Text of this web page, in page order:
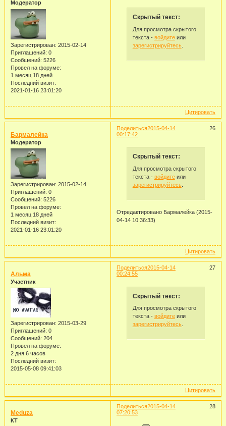
Модератор
Зарегистрирован: 2015-02-14
Приглашений: 0
Сообщений: 5226
Провел на форуме:
1 месяц 18 дней
Последний визит:
2021-01-16 23:01:20
Скрытый текст:
Для просмотра скрытого
текста - войдитеили
зарегистрируйтесь.
Цитировать
Поделиться 26
2015-04-14
00:17:42
Бармалейка
Модератор
Зарегистрирован: 2015-02-14
Приглашений: 0
Сообщений: 5226
Провел на форуме:
1 месяц 18 дней
Последний визит:
2021-01-16 23:01:20
Скрытый текст:
Для просмотра скрытого
текста - войдитеили
зарегистрируйтесь.
Отредактировано Бармалейка (2015-
04-14 10:36:33)
Цитировать
Поделиться 27
2015-04-14
00:24:55
Альма
Участник
Зарегистрирован: 2015-03-29
Приглашений: 0
Сообщений: 204
Провел на форуме:
2 дня 6 часов
Последний визит:
2015-05-08 09:41:03
Скрытый текст:
Для просмотра скрытого
текста - войдитеили
зарегистрируйтесь.
Цитировать
Поделиться 28
2015-04-14
07:20:53
Meduza
КТ